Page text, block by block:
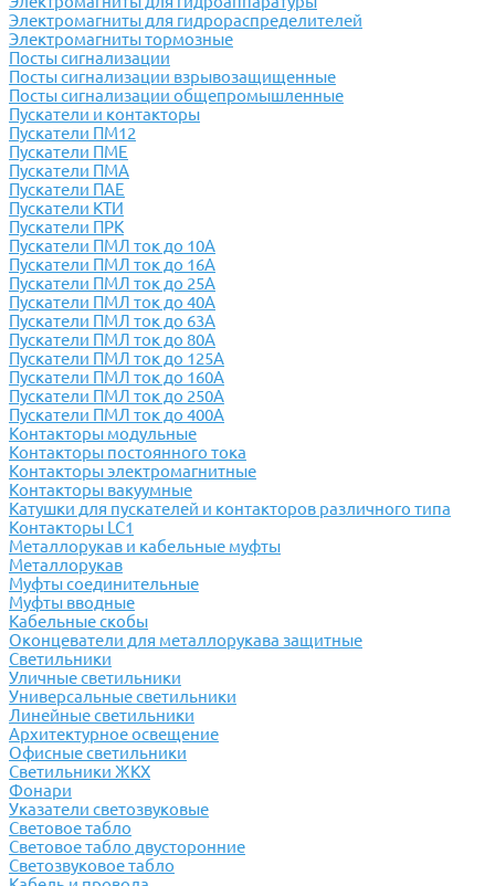
Электромагниты для гидрораспределителей
Электромагниты тормозные
Посты сигнализации
Посты сигнализации взрывозащищенные
Посты сигнализации общепромышленные
Пускатели и контакторы
Пускатели ПМ12
Пускатели ПМЕ
Пускатели ПМА
Пускатели ПАЕ
Пускатели КТИ
Пускатели ПРК
Пускатели ПМЛ ток до 10А
Пускатели ПМЛ ток до 16А
Пускатели ПМЛ ток до 25А
Пускатели ПМЛ ток до 40А
Пускатели ПМЛ ток до 63А
Пускатели ПМЛ ток до 80А
Пускатели ПМЛ ток до 125А
Пускатели ПМЛ ток до 160А
Пускатели ПМЛ ток до 250А
Пускатели ПМЛ ток до 400А
Контакторы модульные
Контакторы постоянного тока
Контакторы электромагнитные
Контакторы вакуумные
Катушки для пускателей и контакторов различного типа
Контакторы LC1
Металлорукав и кабельные муфты
Металлорукав
Муфты соединительные
Муфты вводные
Кабельные скобы
Оконцеватели для металлорукава защитные
Светильники
Уличные светильники
Универсальные светильники
Линейные светильники
Архитектурное освещение
Офисные светильники
Светильники ЖКХ
Фонари
Указатели светозвуковые
Световое табло
Световое табло двусторонние
Светозвуковое табло